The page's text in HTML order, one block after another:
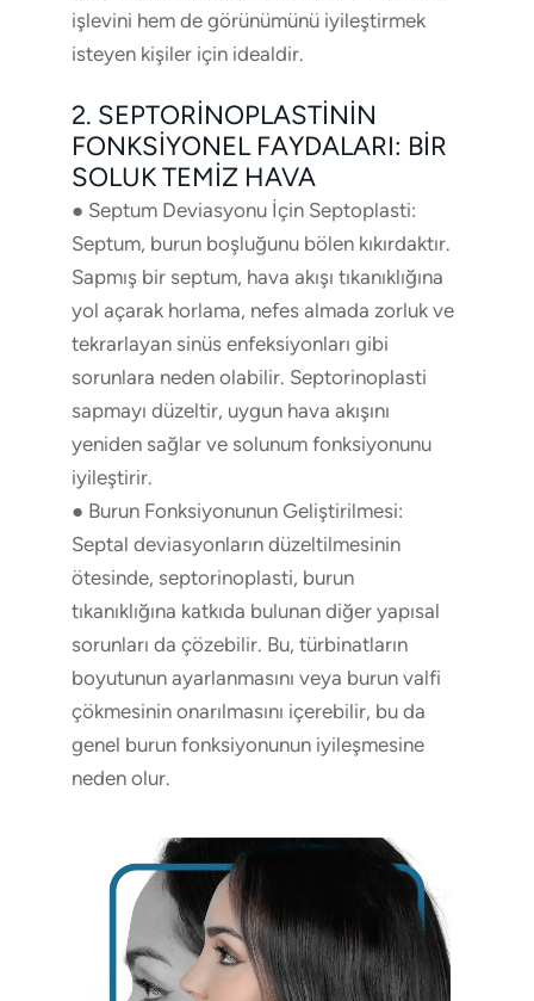
işlevini hem de görünümünü iyileştirmek
isteyen kişiler için idealdir.
2. SEPTORINOPLASTININ
FONKSIYONEL FAYDALARI: BIR
SOLUK TEMIZ HAVA
● Septum Deviasyonu İçin Septoplasti:
Septum, burun boşluğunu bölen kıkırdaktır.
Sapmış bir septum, hava akışı tıkanıklığına
yol açarak horlama, nefes almada zorluk ve
tekrarlayan sinüs enfeksiyonları gibi
sorunlara neden olabilir. Septorinoplasti
sapmayı düzeltir, uygun hava akışını
yeniden sağlar ve solunum fonksiyonunu
iyileştirir.
● Burun Fonksiyonunun Geliştirilmesi:
Septal deviasyonların düzeltilmesinin
ötesinde, septorinoplasti, burun
tıkanıklığına katkıda bulunan diğer yapısal
sorunları da çözebilir. Bu, türbinatların
boyutunun ayarlanmasını veya burun valfi
çökmesinin onarılmasını içerebilir, bu da
genel burun fonksiyonunun iyileşmesine
neden olur.